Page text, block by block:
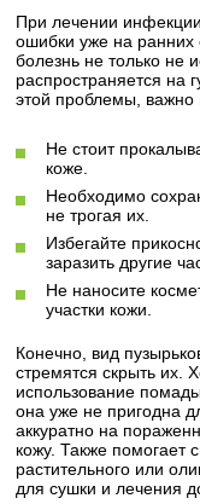
При лечении
ошибки уже на ранних
болезнь не только не
распространяется на
этой проблемы,
Не стоит
коже.
Необходимо
не трогая их.
Избегайте
заразить другие
Не наносите
участки кожи.
Конечно, вид
стремятся скрыть их.
использование
она уже не пригодна
аккуратно на
кожу. Также помогает
растительного или
для сушки и лечения